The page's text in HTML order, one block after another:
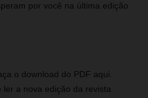
por você na última edição
o download do PDF aqui.
a nova edição da revista